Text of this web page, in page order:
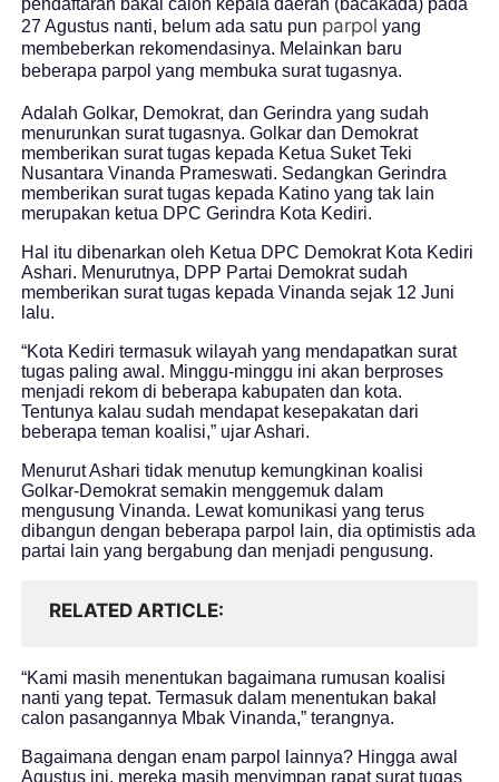
pendaftaran bakal calon kepala daerah (bacakada) pada
27 Agustus nanti, belum ada satu pun parpol yang
membeberkan rekomendasinya. Melainkan baru
beberapa parpol yang membuka surat tugasnya.
Adalah Golkar, Demokrat, dan Gerindra yang sudah
menurunkan surat tugasnya. Golkar dan Demokrat
memberikan surat tugas kepada Ketua Suket Teki
Nusantara Vinanda Prameswati. Sedangkan Gerindra
memberikan surat tugas kepada Katino yang tak lain
merupakan ketua DPC Gerindra Kota Kediri.
Hal itu dibenarkan oleh Ketua DPC Demokrat Kota Kediri
Ashari. Menurutnya, DPP Partai Demokrat sudah
memberikan surat tugas kepada Vinanda sejak 12 Juni
lalu.
“Kota Kediri termasuk wilayah yang mendapatkan surat
tugas paling awal. Minggu-minggu ini akan berproses
menjadi rekom di beberapa kabupaten dan kota.
Tentunya kalau sudah mendapat kesepakatan dari
beberapa teman koalisi,” ujar Ashari.
Menurut Ashari tidak menutup kemungkinan koalisi
Golkar-Demokrat semakin menggemuk dalam
mengusung Vinanda. Lewat komunikasi yang terus
dibangun dengan beberapa parpol lain, dia optimistis ada
partai lain yang bergabung dan menjadi pengusung.
RELATED ARTICLE
“Kami masih menentukan bagaimana rumusan koalisi
nanti yang tepat. Termasuk dalam menentukan bakal
calon pasangannya Mbak Vinanda,” terangnya.
Bagaimana dengan enam parpol lainnya? Hingga awal
Agustus ini, mereka masih menyimpan rapat surat tugas